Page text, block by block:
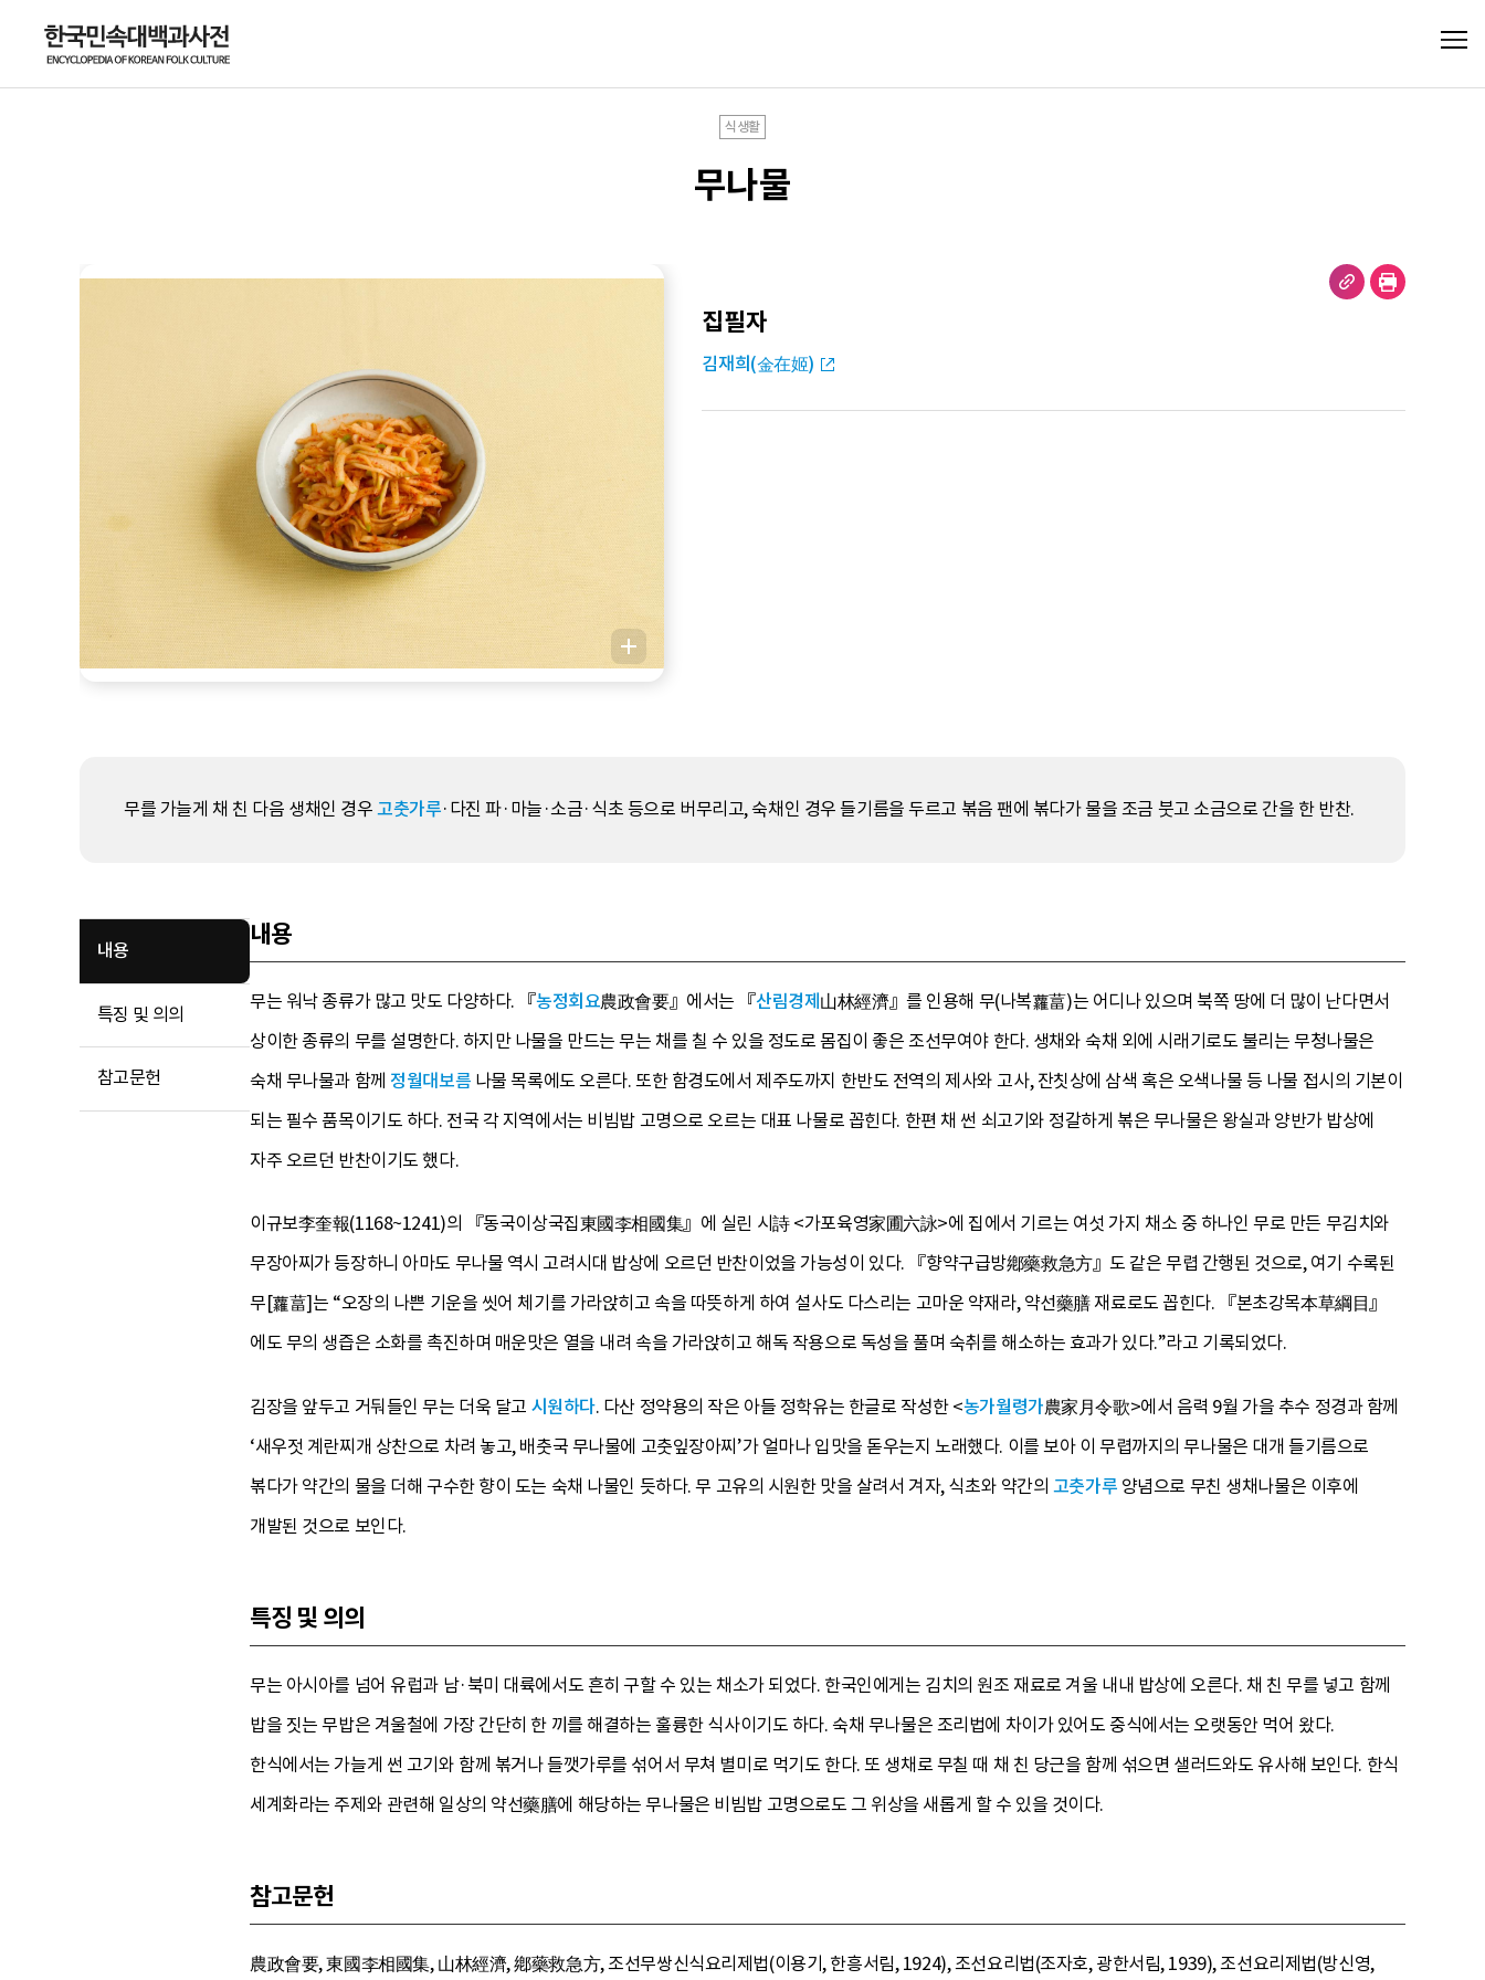
식생활
무나물
집필자
김재희(金在姬)
무를 가늘게 채 친 다음 생채인 경우고춧가루·다진 파·마늘·소금·식초 등으로 버무리고, 숙채인 경우 들기름을 두르고 볶음 팬에 볶다가 물을 조금 붓고 소금으로 간을 한 반찬.
내용
특징 및 의의
참고문헌
내용
무는 워낙 종류가 많고 맛도 다양하다. 『농정회요農政會要』에서는 『산림경제山林經濟』를 인용해 무(나복蘿葍)는 어디나 있으며 북쪽 땅에 더 많이 난다면서
상이한 종류의 무를 설명한다. 하지만 나물을 만드는 무는 채를 칠 수 있을 정도로 몸집이 좋은 조선무여야 한다. 생채와 숙채 외에 시래기로도 불리는 무청나물은
숙채 무나물과 함께 정월대보름 나물 목록에도 오른다. 또한 함경도에서 제주도까지 한반도 전역의 제사와 고사, 잔칫상에 삼색 혹은 오색나물 등 나물 접시의 기본이
되는 필수 품목이기도 하다. 전국 각 지역에서는 비빔밥 고명으로 오르는 대표 나물로 꼽힌다. 한편 채 썬 쇠고기와 정갈하게 볶은 무나물은 왕실과 양반가 밥상에
자주 오르던 반찬이기도 했다.
이규보李奎報(1168~1241)의 『동국이상국집東國李相國集』에 실린 시詩 <가포육영家圃六詠>에 집에서 기르는 여섯 가지 채소 중 하나인 무로 만든 무김치와
무장아찌가 등장하니 아마도 무나물 역시 고려시대 밥상에 오르던 반찬이었을 가능성이 있다. 『향약구급방鄕藥救急方』도 같은 무렵 간행된 것으로, 여기 수록된
무[蘿葍]는 “오장의 나쁜 기운을 씻어 체기를 가라앉히고 속을 따뜻하게 하여 설사도 다스리는 고마운 약재라, 약선藥膳 재료로도 꼽힌다. 『본초강목本草綱目』
에도 무의 생즙은 소화를 촉진하며 매운맛은 열을 내려 속을 가라앉히고 해독 작용으로 독성을 풀며 숙취를 해소하는 효과가 있다.”라고 기록되었다.
김장을 앞두고 거둬들인 무는 더욱 달고 시원하다. 다산 정약용의 작은 아들 정학유는 한글로 작성한 <농가월령가農家月令歌>에서 음력 9월 가을 추수 정경과 함께
‘새우젓 계란찌개 상찬으로 차려 놓고, 배춧국 무나물에 고춧잎장아찌’가 얼마나 입맛을 돋우는지 노래했다. 이를 보아 이 무렵까지의 무나물은 대개 들기름으로
볶다가 약간의 물을 더해 구수한 향이 도는 숙채 나물인 듯하다. 무 고유의 시원한 맛을 살려서 겨자, 식초와 약간의 고춧가루 양념으로 무친 생채나물은 이후에
개발된 것으로 보인다.
특징 및 의의
무는 아시아를 넘어 유럽과 남·북미 대륙에서도 흔히 구할 수 있는 채소가 되었다. 한국인에게는 김치의 원조 재료로 겨울 내내 밥상에 오른다. 채 친 무를 넣고 함께
밥을 짓는 무밥은 겨울철에 가장 간단히 한 끼를 해결하는 훌륭한 식사이기도 하다. 숙채 무나물은 조리법에 차이가 있어도 중식에서는 오랫동안 먹어 왔다.
한식에서는 가늘게 썬 고기와 함께 볶거나 들깻가루를 섞어서 무쳐 별미로 먹기도 한다. 또 생채로 무칠 때 채 친 당근을 함께 섞으면 샐러드와도 유사해 보인다. 한식
세계화라는 주제와 관련해 일상의 약선藥膳에 해당하는 무나물은 비빔밥 고명으로도 그 위상을 새롭게 할 수 있을 것이다.
참고문헌
農政會要, 東國李相國集, 山林經濟, 鄕藥救急方, 조선무쌍신식요리제법(이용기, 한흥서림, 1924), 조선요리법(조자호, 광한서림, 1939), 조선요리제법(방신영,